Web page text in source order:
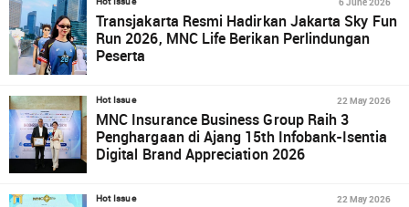
Transjakarta Resmi Hadirkan Jakarta Sky Fun
Run 2026, MNC Life Berikan Perlindungan
Peserta
Hot Issue 22 May 2026
MNC Insurance Business Group Raih 3
Penghargaan di Ajang 15th Infobank-Isentia
Digital Brand Appreciation 2026
Hot Issue 22 May 2026